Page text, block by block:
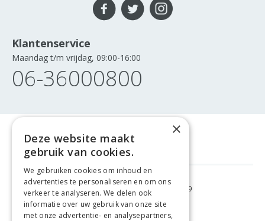
Klantenservice
Maandag t/m vrijdag, 09:00-16:00
06-36000800
GRATIS VERZENDING VANAF €99
GEMAKKELIJKRETOURNEREN
×
Deze website maakt
gebruik van cookies.
We gebruiken cookies om inhoud en
advertenties te personaliseren en om ons
verkeer te analyseren. We delen ook
informatie over uw gebruik van onze site
met onze advertentie- en analysepartners,